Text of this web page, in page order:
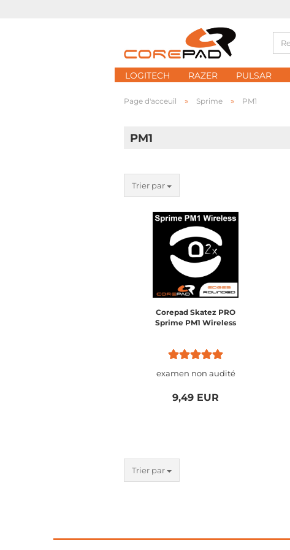
LOGITECH RAZER PULSAR
Page d'acceuil » Sprime » PM1
PM1
Trier par
Corepad Skatez PRO
Sprime PM1 Wireless
examen non audité
9,49 EUR
Trier par